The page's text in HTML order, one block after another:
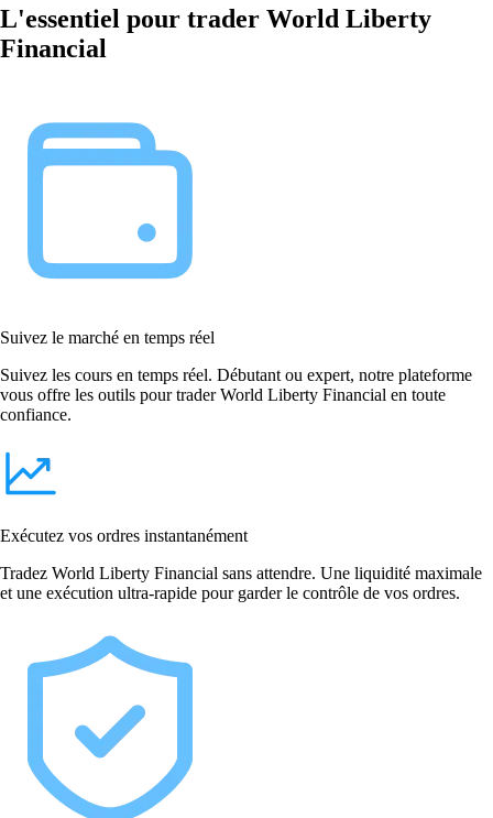
L'essentiel pour trader World Liberty
Financial
Suivez le marché en temps réel
Suivez les cours en temps réel. Débutant ou expert, notre plateforme
vous offre les outils pour trader World Liberty Financial en toute
confiance.
Exécutez vos ordres instantanément
Tradez World Liberty Financial sans attendre. Une liquidité maximale
et une exécution ultra-rapide pour garder le contrôle de vos ordres.